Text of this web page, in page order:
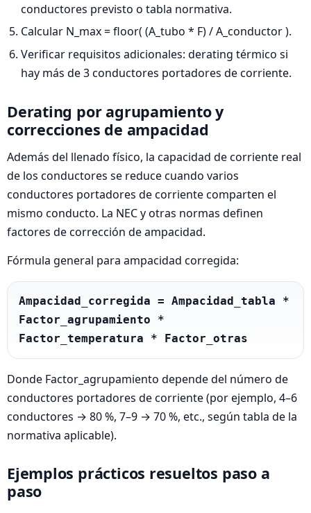
conductores previsto o tabla normativa.
Calcular N_max = floor( (A_tubo * F) / A_conductor ).
Verificar requisitos adicionales: derating térmico si
hay más de 3 conductores portadores de corriente.
Derating por agrupamiento y
correcciones de ampacidad
Además del llenado físico, la capacidad de corriente real
de los conductores se reduce cuando varios
conductores portadores de corriente comparten el
mismo conducto. La NEC y otras normas definen
factores de corrección de ampacidad.
Fórmula general para ampacidad corregida:
Ampacidad_corregida = Ampacidad_tabla *
Factor_agrupamiento *
Factor_temperatura * Factor_otras
Donde Factor_agrupamiento depende del número de
conductores portadores de corriente (por ejemplo, 4–6
conductores → 80 %, 7–9 → 70 %, etc., según tabla de la
normativa aplicable).
Ejemplos prácticos resueltos paso a
paso